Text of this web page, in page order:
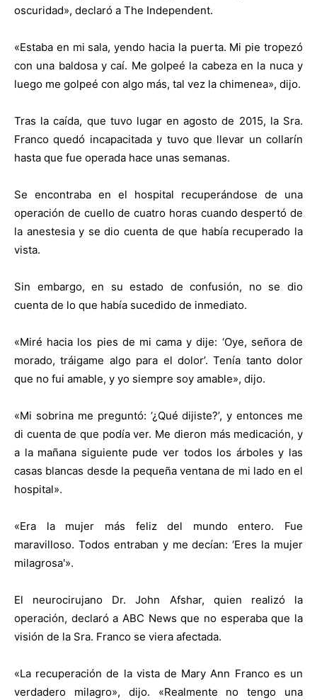
oscuridad», declaró a The Independent.
«Estaba en mi sala, yendo hacia la puerta. Mi pie tropezó
con una baldosa y caí. Me golpeé la cabeza en la nuca y
luego me golpeé con algo más, tal vez la chimenea», dijo.
Tras la caída, que tuvo lugar en agosto de 2015, la Sra.
Franco quedó incapacitada y tuvo que llevar un collarín
hasta que fue operada hace unas semanas.
Se encontraba en el hospital recuperándose de una
operación de cuello de cuatro horas cuando despertó de
la anestesia y se dio cuenta de que había recuperado la
vista.
Sin embargo, en su estado de confusión, no se dio
cuenta de lo que había sucedido de inmediato.
«Miré hacia los pies de mi cama y dije: ‘Oye, señora de
morado, tráigame algo para el dolor’. Tenía tanto dolor
que no fui amable, y yo siempre soy amable», dijo.
«Mi sobrina me preguntó: ‘¿Qué dijiste?’, y entonces me
di cuenta de que podía ver. Me dieron más medicación, y
a la mañana siguiente pude ver todos los árboles y las
casas blancas desde la pequeña ventana de mi lado en el
hospital».
«Era la mujer más feliz del mundo entero. Fue
maravilloso. Todos entraban y me decían: ‘Eres la mujer
milagrosa'».
El neurocirujano Dr. John Afshar, quien realizó la
operación, declaró a ABC News que no esperaba que la
visión de la Sra. Franco se viera afectada.
«La recuperación de la vista de Mary Ann Franco es un
verdadero milagro», dijo. «Realmente no tengo una